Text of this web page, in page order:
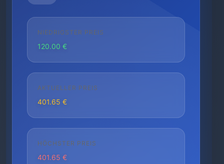
NIEDRIGSTER PREIS
120.00 €
AKTUELLER PREIS
401.65 €
HÖCHSTER PREIS
401.65 €